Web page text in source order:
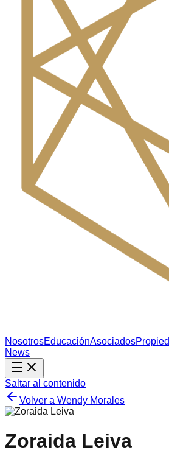
NosotrosEducaciónAsociados
News
Saltar al contenido
Volver a Wendy Morales
Zoraida Leiva